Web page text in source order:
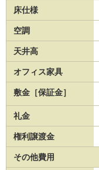
床仕様
空調
天井高
オフィス家具
敷金［保証金］
礼金
権利譲渡金
その他費用